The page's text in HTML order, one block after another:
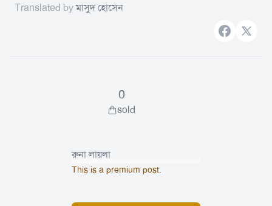
Translated byমাসুদ হোসেন
Facebook
X
0
sold
রুনা লায়লা
This is a premium post.